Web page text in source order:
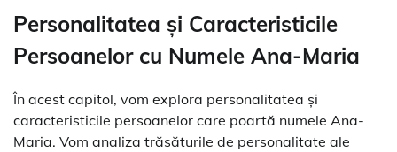
Personalitatea și Caracteristicile
Persoanelor cu Numele Ana-Maria
În acest capitol, vom explora personalitatea și
caracteristicile persoanelor care poartă numele Ana-
Maria. Vom analiza trăsăturile de personalitate ale